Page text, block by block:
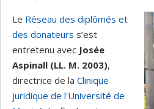
Le Réseau des diplômés et
des donateurs s’est
entretenu avec Josée
Aspinall (LL. M. 2003),
directrice de la Clinique
juridique de l'Université de